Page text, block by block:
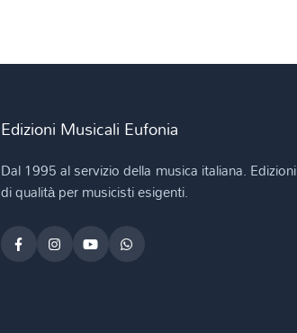
Edizioni Musicali Eufonia
Dal 1995 al servizio della musica italiana. Edizioni
di qualità per musicisti esigenti.